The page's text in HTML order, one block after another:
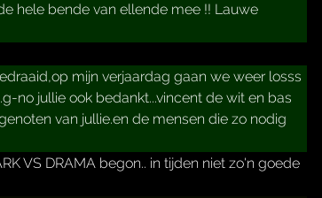
hele bende van ellende mee !! Lauwe
mijn verjaardag gaan we weer losss
no jullie ook bedankt...vincent de wit en bas
van jullie.en de mensen die zo nodig
VS DRAMA begon.. in tijden niet zo'n goede